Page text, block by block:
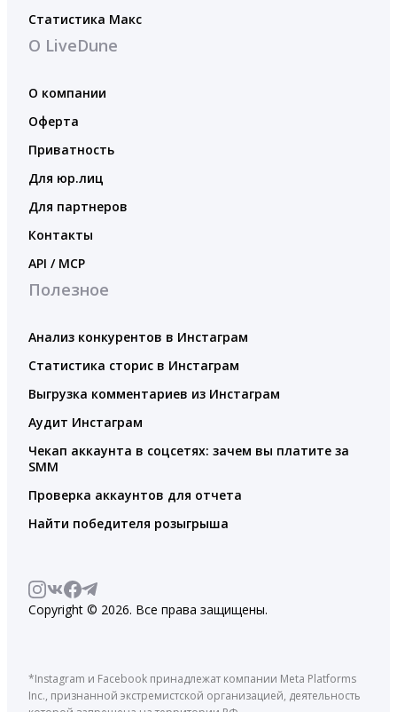
Статистика Макс
О LiveDune
О компании
Оферта
Приватность
Для юр.лиц
Для партнеров
Контакты
API / MCP
Полезное
Анализ конкурентов в Инстаграм
Статистика сторис в Инстаграм
Выгрузка комментариев из Инстаграм
Аудит Инстаграм
Чекап аккаунта в соцсетях: зачем вы платите за
SMM
Проверка аккаунтов для отчета
Найти победителя розыгрыша
Copyright © 2026. Все права защищены.
*Instagram и Facebook принадлежат компании Meta Platforms
Inc., признанной экстремистской организацией, деятельность